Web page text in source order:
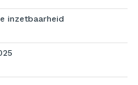
inzetbaarheid